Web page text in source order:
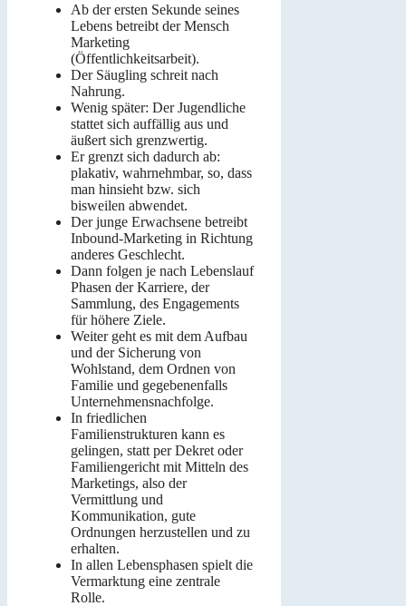
Ab der ersten Sekunde seines
Lebens betreibt der Mensch
Marketing
(Öffentlichkeitsarbeit).
Der Säugling schreit nach
Nahrung.
Wenig später: Der Jugendliche
stattet sich auffällig aus und
äußert sich grenzwertig.
Er grenzt sich dadurch ab:
plakativ, wahrnehmbar, so, dass
man hinsieht bzw. sich
bisweilen abwendet.
Der junge Erwachsene betreibt
Inbound-Marketing in Richtung
anderes Geschlecht.
Dann folgen je nach Lebenslauf
Phasen der Karriere, der
Sammlung, des Engagements
für höhere Ziele.
Weiter geht es mit dem Aufbau
und der Sicherung von
Wohlstand, dem Ordnen von
Familie und gegebenenfalls
Unternehmensnachfolge.
In friedlichen
Familienstrukturen kann es
gelingen, statt per Dekret oder
Familiengericht mit Mitteln des
Marketings, also der
Vermittlung und
Kommunikation, gute
Ordnungen herzustellen und zu
erhalten.
In allen Lebensphasen spielt die
Vermarktung eine zentrale
Rolle.